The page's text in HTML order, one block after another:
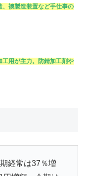
襖製造装置など手仕事の
用が主力。防錆加工剤や
経常は37％増